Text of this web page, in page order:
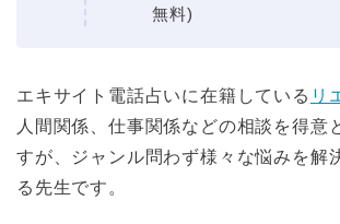
無料)
エキサイト電話占いに在籍している リ
人間関係、仕事関係などの相談を得意
すが、ジャンル問わず様々な悩みを解
る先生です。